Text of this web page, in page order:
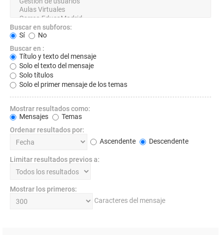
Buscar en subforos:
Sí
No
Buscar en :
Título y texto del mensaje
Solo el texto del mensaje
Solo títulos
Solo el primer mensaje de los temas
Mostrar resultados como:
Mensajes
Temas
Ordenar resultados por:
Ascendente
Descendente
Limitar resultados previos a:
Mostrar los primeros:
Caracteres del mensaje